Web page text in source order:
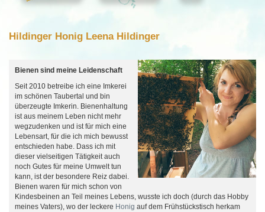
Hildinger Honig Leena Hildinger
Bienen sind meine Leidenschaft
Seit 2010 betreibe ich eine Imkerei
im schönen Taubertal und bin
überzeugte Imkerin. Bienenhaltung
ist aus meinem Leben nicht mehr
wegzudenken und ist für mich eine
Lebensart, für die ich mich bewusst
entschieden habe. Dass ich mit
dieser vielseitigen Tätigkeit auch
noch Gutes für meine Umwelt tun
kann, ist der besondere Reiz dabei.
Bienen waren für mich schon von
Kindesbeinen an Teil meines Lebens, wusste ich doch (durch das Hobby
meines Vaters), wo der leckere Honig auf dem Frühstückstisch herkam